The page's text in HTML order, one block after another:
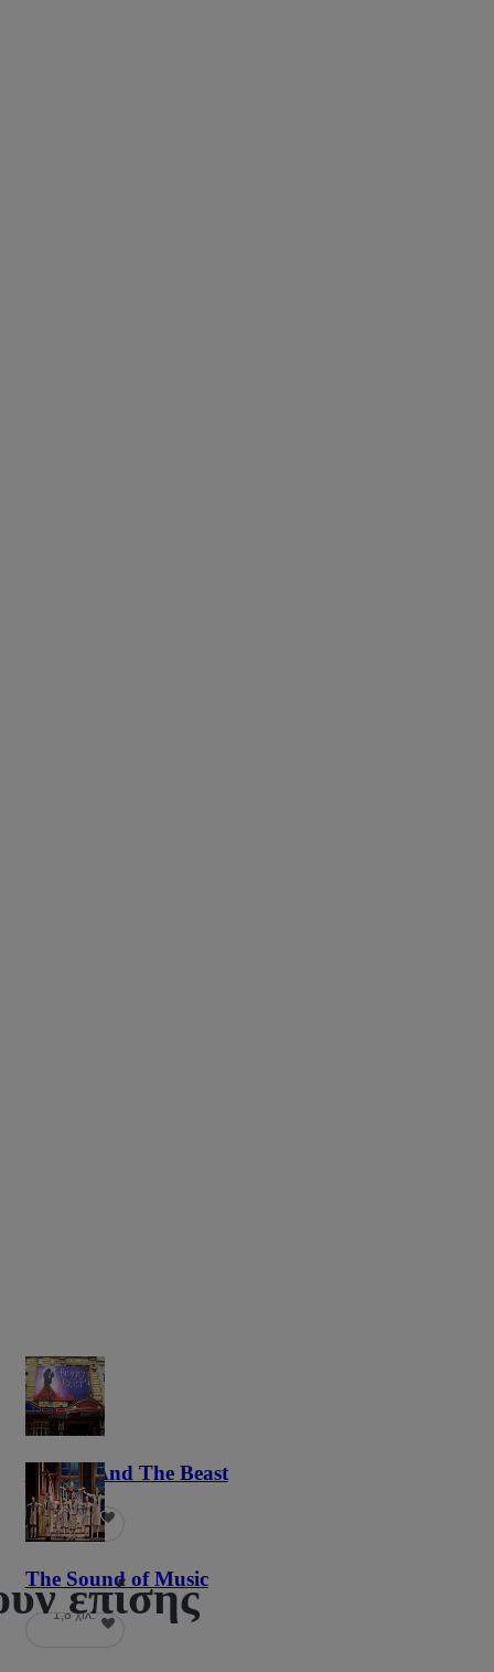
Beauty And The Beast
5,9 χιλ.
The Sound of Music
1,8 χιλ.
επίσης